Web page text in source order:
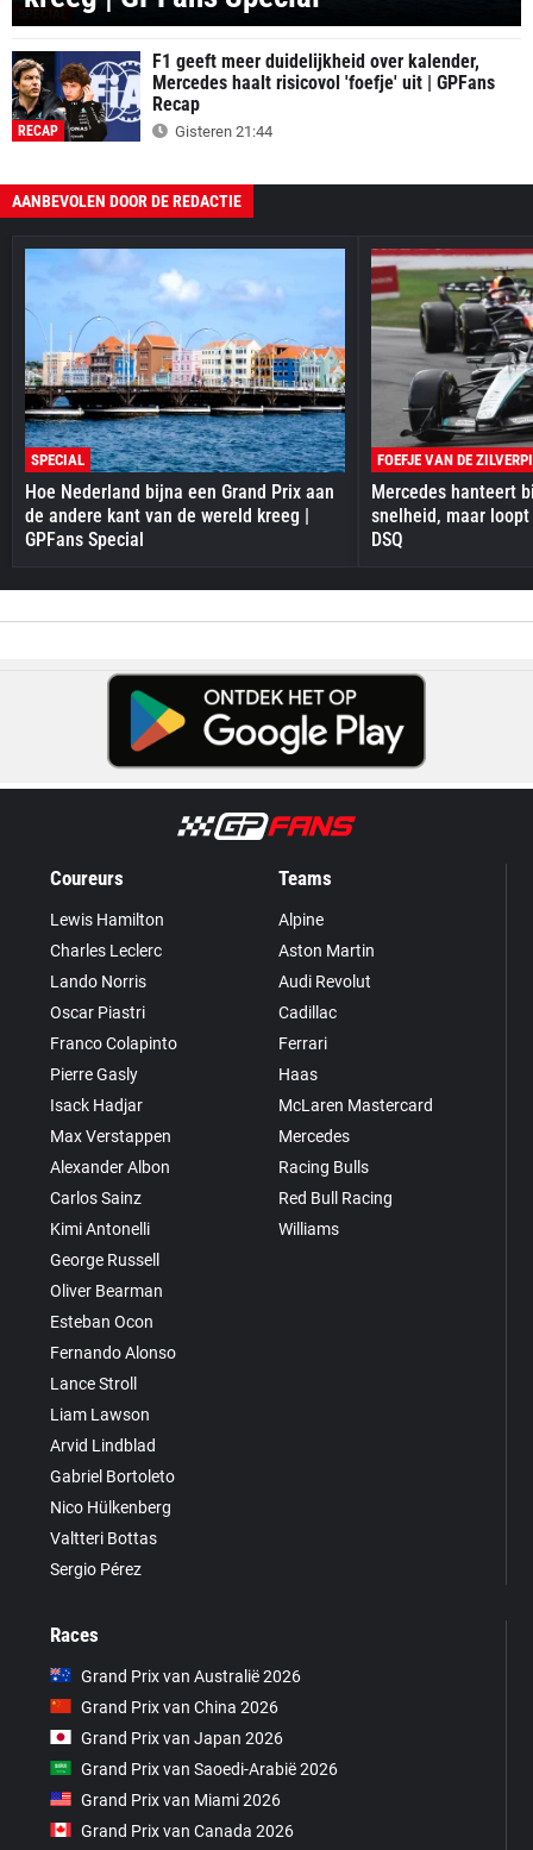
RECAP
F1 geeft meer duidelijkheid over kalender,
Mercedes haalt risicovol 'foefje' uit | GPFans
Recap
Gisteren 21:44
AANBEVOLEN DOOR DE REDACTIE
SPECIAL
Hoe Nederland bijna een Grand Prix aan
de andere kant van de wereld kreeg |
GPFans Special
FOEFJE VAN DE
Mercedes hanteert
snelheid, maar
DSQ
Coureurs
Lewis Hamilton
Charles Leclerc
Lando Norris
Oscar Piastri
Franco Colapinto
Pierre Gasly
Isack Hadjar
Max Verstappen
Alexander Albon
Carlos Sainz
Kimi Antonelli
George Russell
Oliver Bearman
Esteban Ocon
Fernando Alonso
Lance Stroll
Liam Lawson
Arvid Lindblad
Gabriel Bortoleto
Nico Hülkenberg
Valtteri Bottas
Sergio Pérez
Teams
Alpine
Aston Martin
Audi Revolut
Cadillac
Ferrari
Haas
McLaren Mastercard
Mercedes
Racing Bulls
Red Bull Racing
Williams
Races
Grand Prix van Australië 2026
Grand Prix van China 2026
Grand Prix van Japan 2026
Grand Prix van Saoedi-Arabië 2026
Grand Prix van Miami 2026
Grand Prix van Canada 2026